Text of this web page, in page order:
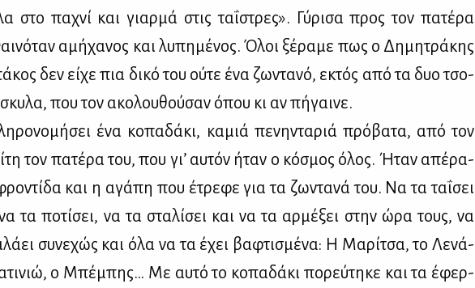
στο πα­χνί και γιαρ­μά στις ταΐστρες». Γύ­ρι­σα προς τον πα­τέ­ρα
αμή­χα­νος και λυ­πη­μέ­νος. Όλοι ξέ­ρα­με πως ο Δη­μη­τρά­κης
δεν εί­χε πια δι­κό του ού­τε ένα ζω­ντα­νό, εκτός από τα δυο τσο­
που τον ακο­λου­θού­σαν όπου κι αν πή­γαι­νε.
ένα κο­πα­δά­κι, κα­μιά πε­νη­ντα­ριά πρό­βα­τα, από τον
τον πα­τέ­ρα του, που γι’ αυ­τόν ήταν ο κό­σμος όλος. Ήταν απέ­ρα­
και η αγά­πη που έτρε­φε για τα ζω­ντα­νά του. Να τα ταΐσει
τα πο­τί­σει, να τα στα­λί­σει και να τα αρ­μέ­ξει στην ώρα τους, να
συ­νε­χώς και όλα να τα έχει βα­φτι­σμέ­να: Η Μα­ρί­τσα, το Λε­νά­
ο Μπέ­μπης… Με αυ­τό το κο­πα­δά­κι πο­ρεύ­τη­κε και τα έφερ­